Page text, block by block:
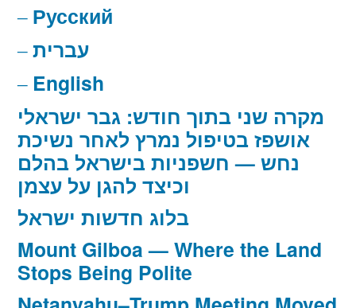
Русский
עברית
English
מקרה שני בתוך חודש: גבר ישראלי
אושפז בטיפול נמרץ לאחר נשיכת
נחש — חשפניות בישראל בהלם
וכיצד להגן על עצמן
בלוג חדשות ישראל
Mount Gilboa — Where the Land
Stops Being Polite